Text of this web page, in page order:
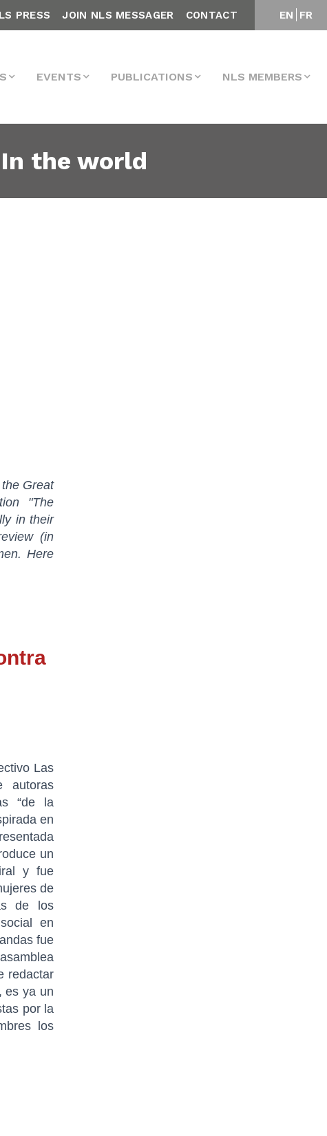
EN FR
PRESS JOIN NLS MESSAGER CONTACT
EVENTS PUBLICATIONS NLS MEMBERS
In the world
Great
"The
in their
(in
Here
Las
autoras
“de la
en
un
y fue
de
de los
en
fue
redactar
es ya un
por la
los